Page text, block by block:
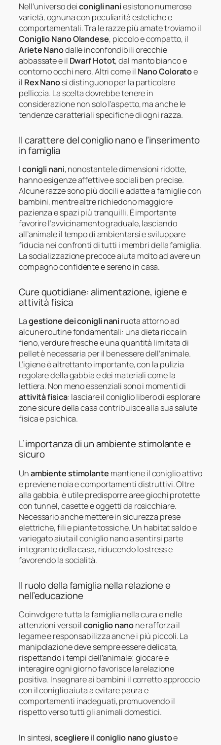
Nell’universo deiconigli naniesistono numerose
varietà, ognuna con peculiarità estetiche e
comportamentali. Tra le razze più amate troviamo il
Coniglio Nano Olandese, piccolo e compatto, il
Ariete Nanodalle inconfondibili orecchie
abbassate e il Dwarf Hotot, dal manto bianco e
contorno occhi nero. Altri come il Nano Coloratoe
il Rex Nanosi distinguono per la particolare
pelliccia. La scelta dovrebbe tenere in
considerazione non solo l’aspetto, ma anche le
tendenze caratteriali specifiche di ogni razza.
Il carattere del coniglio nano e l’inserimento
in famiglia
Iconigli nani, nonostante le dimensioni ridotte,
hanno esigenze affettive e sociali ben precise.
Alcune razze sono più docili e adatte a famiglie con
bambini, mentre altre richiedono maggiore
pazienza e spazi più tranquilli. È importante
favorire l’avvicinamento graduale, lasciando
all’animale il tempo di ambientarsi e sviluppare
fiducia nei confronti di tutti i membri della famiglia.
La socializzazione precoce aiuta molto ad avere un
compagno confidente e sereno in casa.
Cure quotidiane: alimentazione, igiene e
attività fisica
Lagestione dei conigli nani ruota attorno ad
alcune routine fondamentali: una dieta ricca in
fieno, verdure fresche e una quantità limitata di
pellet è necessaria per il benessere dell’animale.
L’igiene è altrettanto importante, con la pulizia
regolare della gabbia e dei materiali come la
lettiera. Non meno essenziali sono i momenti di
attività fisica: lasciare il coniglio libero di esplorare
zone sicure della casa contribuisce alla sua salute
fisica e psichica.
L’importanza di un ambiente stimolante e
sicuro
Unambiente stimolante mantiene il coniglio attivo
e previene noia e comportamenti distruttivi. Oltre
alla gabbia, è utile predisporre aree giochi protette
con tunnel, casette e oggetti da rosicchiare.
Necessario anche mettere in sicurezza prese
elettriche, fili e piante tossiche. Un habitat saldo e
variegato aiuta il coniglio nano a sentirsi parte
integrante della casa, riducendo lo stress e
favorendo la socialità.
Il ruolo della famiglia nella relazione e
nell’educazione
Coinvolgere tutta la famiglia nella cura e nelle
attenzioni verso ilconiglio nanone rafforza il
legame e responsabilizza anche i più piccoli. La
manipolazione deve sempre essere delicata,
rispettando i tempi dell’animale; giocare e
interagire ogni giorno favorisce la relazione
positiva. Insegnare ai bambini il corretto approccio
con il coniglio aiuta a evitare paura e
comportamenti inadeguati, promuovendo il
rispetto verso tutti gli animali domestici.
In sintesi,scegliere il coniglio nano giustoe